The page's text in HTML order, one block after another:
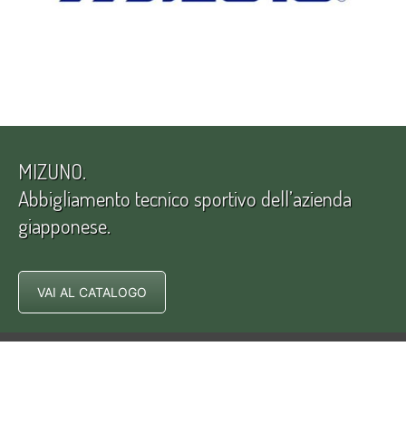
MIZUNO.
Abbigliamento tecnico sportivo dell’azienda
giapponese.
VAI AL CATALOGO